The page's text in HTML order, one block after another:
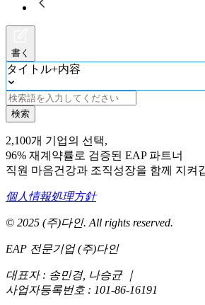
書く
タイトル+内容
検索
2,100개 기업의 선택,
96% 재계약률로 검증된 EAP 파트너
직원 마음건강과 조직성장을 함께 지켜
個人情報処理方針
© 2025 (주)다인. All rights reserved.
EAP 전문기업 (주)다인
대표자 : 송민경, 나승균 ｜
사업자등록번호 : 101-86-16191